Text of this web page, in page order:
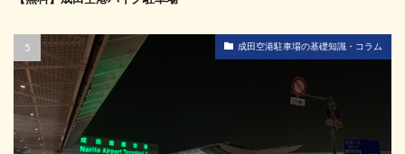
成田空港駐車場の基礎知識・コラム